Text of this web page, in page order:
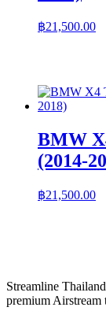
฿21,500.00
BMW
(2014-
฿21,500.00
Streamline
premium Airstream